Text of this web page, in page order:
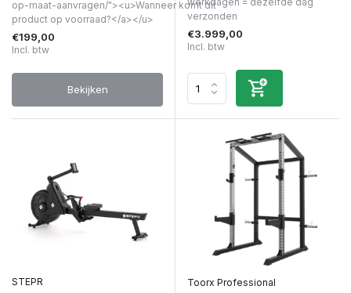
op-maat-aanvragen/"><u>Wanneer komt dit
product op voorraad?</a></u>
€199,00
Incl. btw
Bekijken
verzonden
€3.999,00
Incl. btw
STEPR Toorx Professional